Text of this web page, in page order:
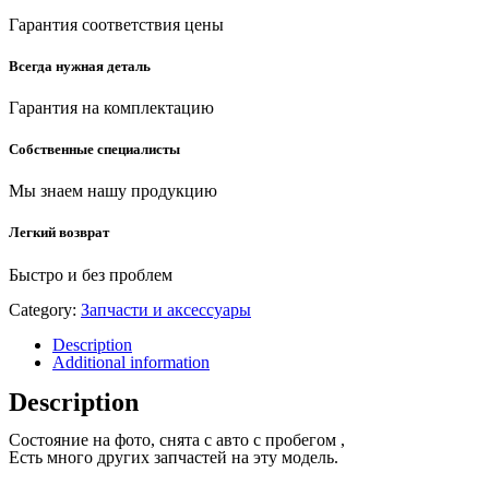
Гарантия соответствия цены
Всегда нужная деталь
Гарантия на комплектацию
Собственные специалисты
Мы знаем нашу продукцию
Легкий возврат
Быстро и без проблем
Category: Запчасти и аксессуары
Description
Additional information
Description
Состояние на фото, снята с авто с пробегом ,
Есть много других запчастей на эту модель.